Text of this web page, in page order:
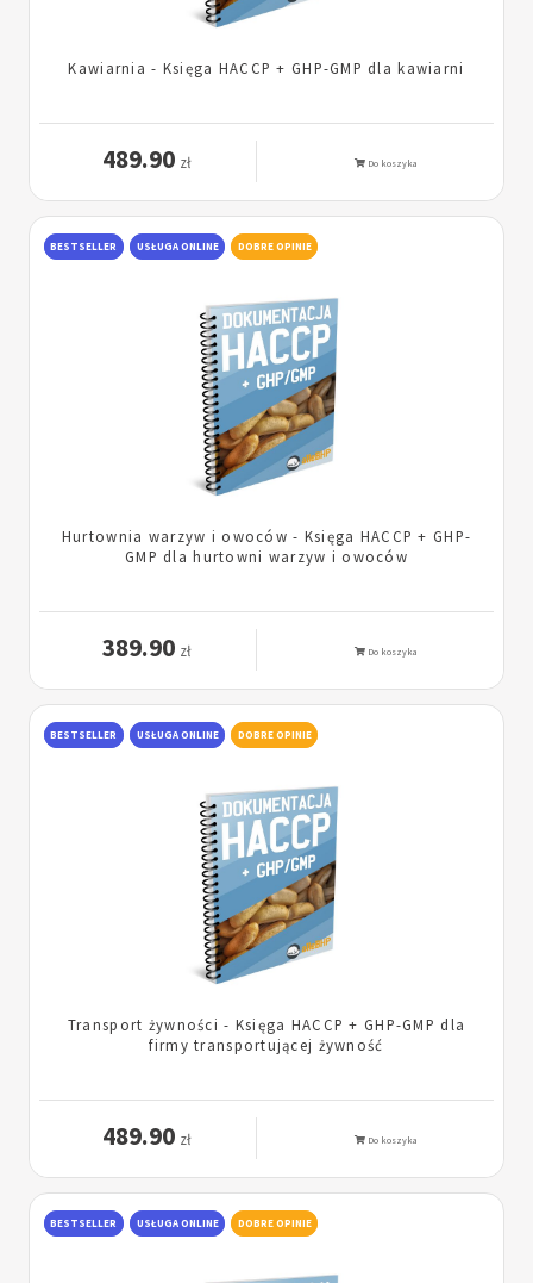
Kawiarnia - Księga HACCP + GHP-GMP dla kawiarni
489.90 zł Do koszyka
BESTSELLER USŁUGA ONLINE DOBRE OPINIE
Hurtownia warzyw i owoców - Księga HACCP + GHP-
GMP dla hurtowni warzyw i owoców
389.90 zł Do koszyka
BESTSELLER USŁUGA ONLINE DOBRE OPINIE
Transport żywności - Księga HACCP + GHP-GMP dla
firmy transportującej żywność
489.90 zł Do koszyka
BESTSELLER USŁUGA ONLINE DOBRE OPINIE